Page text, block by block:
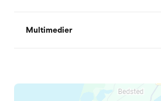
Multimedier